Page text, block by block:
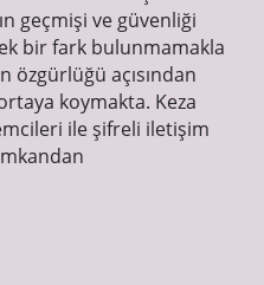
geçmişi ve güvenliği
bir fark bulunmamakla
açısından
koymakta. Keza
ile şifreli iletişim